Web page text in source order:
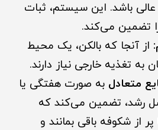
باشد. این سیستم، ثبات
را تضمین می‌کند.
از آنجا که بالکن، یک محیط
تغذیه خارجی نیاز دارند.
متعادل به صورت هفتگی یا
رشد، تضمین می‌کند که
از شکوفه باقی بمانند و